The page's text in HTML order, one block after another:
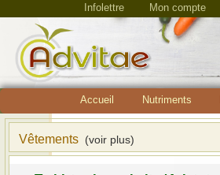
Infolettre Mon compte
Accueil Nutriments
Vêtements (voir plus)